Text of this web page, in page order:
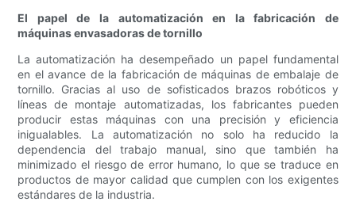
El papel de la automatización en la fabricación de
máquinas envasadoras de tornillo
La automatización ha desempeñado un papel fundamental
en el avance de la fabricación de máquinas de embalaje de
tornillo. Gracias al uso de sofisticados brazos robóticos y
líneas de montaje automatizadas, los fabricantes pueden
producir estas máquinas con una precisión y eficiencia
inigualables. La automatización no solo ha reducido la
dependencia del trabajo manual, sino que también ha
minimizado el riesgo de error humano, lo que se traduce en
productos de mayor calidad que cumplen con los exigentes
estándares de la industria.